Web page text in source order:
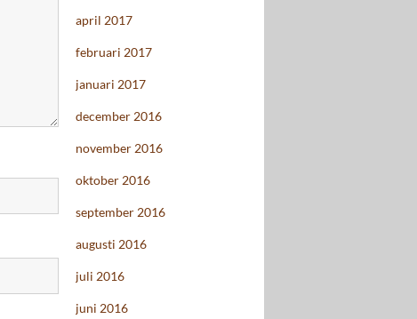
april 2017
februari 2017
januari 2017
december 2016
november 2016
oktober 2016
september 2016
augusti 2016
juli 2016
juni 2016